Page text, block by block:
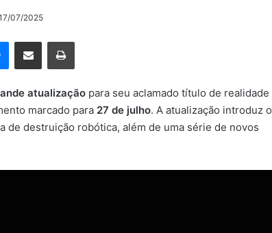
07/2025
Messenger
Compartilhar via e-mail Imprimir
atualização para seu aclamado título de realidade
marcado para 27 de julho. A atualização introduz o
de destruição robótica, além de uma série de novos